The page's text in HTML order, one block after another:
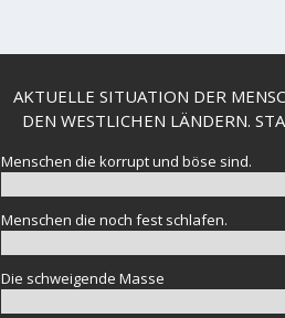
AKTUELLE SITUATION DER
DEN WESTLICHEN LÄNDERN.
Menschen die korrupt und böse sind.
Menschen die noch fest schlafen.
Die schweigende Masse